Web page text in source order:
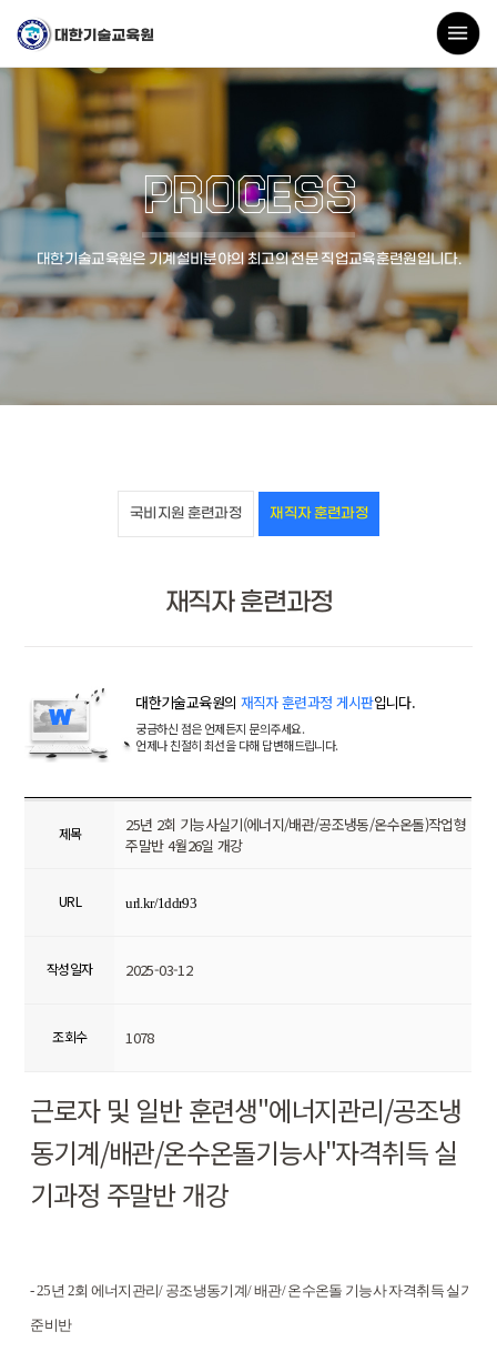
PROCESS
대한기술교육원은 기계설비분야의 최고의 전문 직업교육훈련원입니다.
국비지원 훈련과정 재직자 훈련과정
재직자 훈련과정
대한기술교육원의 재직자 훈련과정 게시판입니다.
궁금하신 점은 언제든지 문의주세요.
언제나 친절히 최선을 다해 답변해드립니다.
제목
25년 2회 기능사실기(에너지/배관/공조냉동/온수온돌)작업형
주말반 4월26일 개강
URL url.kr/1ddr93
작성일자 2025-03-12
조회수 1078
근로자 및 일반 훈련생"에너지관리/공조냉
동기계/배관/온수온돌기능사"자격취득 실
기과정 주말반 개강
- 25년 2회 에너지관리/ 공조냉동기계/배관/ 온수온돌 기능사 자격취득 실기
준비반